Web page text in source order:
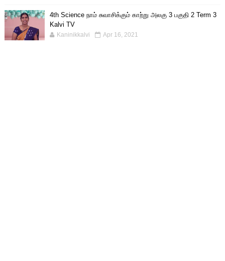
4th Science நாம் சுவாசிக்கும் காற்று அலகு 3 பகுதி 2 Term 3
Kalvi TV
Kaninikkalvi Apr 16, 2021